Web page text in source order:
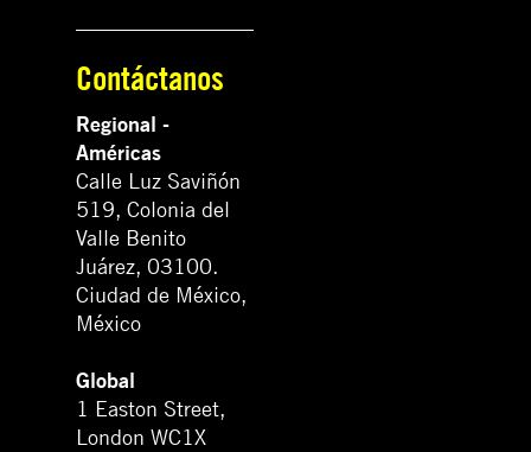
Contáctanos
Regional -
Américas
Calle Luz Saviñón
519, Colonia del
Valle Benito
Juárez, 03100.
Ciudad de México,
México
Global
1 Easton Street,
London WC1X